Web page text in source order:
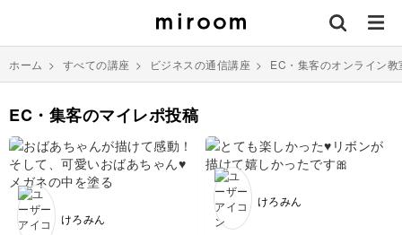
ホーム > すべての講座 > ビジネスの通信講座 > EC・集客のオンライン
EC・集客のマイレポ投稿
けろみん
けろみん